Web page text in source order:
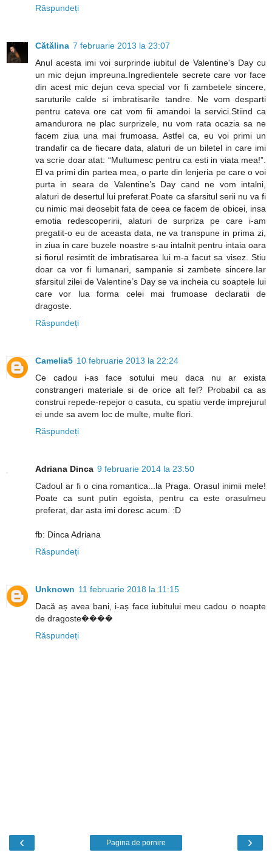
Răspundeți
Cătălina 7 februarie 2013 la 23:07
Anul acesta imi voi surprinde iubitul de Valentine's Day cu
un mic dejun impreuna.Ingredientele secrete care vor face
din acest mic dejun ceva special vor fi zambetele sincere,
saruturile calde si imbratisarile tandre. Ne vom desparti
pentru cateva ore cat vom fii amandoi la servici.Stiind ca
amandurora ne plac surprizele, nu vom rata ocazia sa ne
facem ziua una mai frumoasa. Astfel ca, eu voi primi un
trandafir ca de fiecare data, alaturi de un biletel in care imi
va scrie doar atat: “Multumesc pentru ca esti in viata mea!”.
El va primi din partea mea, o parte din lenjeria pe care o voi
purta in seara de Valentine’s Day cand ne vom intalni,
alaturi de desertul lui preferat.Poate ca sfarsitul serii nu va fi
cu nimic mai deosebit fata de ceea ce facem de obicei, insa
emotia redescoperirii, alaturi de surpriza pe care i-am
pregatit-o eu de aceasta data, ne va transpune in prima zi,
in ziua in care buzele noastre s-au intalnit pentru intaia oara
si fiorul resimtit de imbratisarea lui m-a facut sa visez. Stiu
doar ca vor fi lumanari, sampanie si zambete sincere.Iar
sfarsitul zilei de Valentine’s Day se va incheia cu soaptele lui
care vor lua forma celei mai frumoase declaratii de
dragoste.
Răspundeți
Camelia5 10 februarie 2013 la 22:24
Ce cadou i-as face sotului meu daca nu ar exista
constrangeri materiale si de orice alt fel? Probabil ca as
construi repede-repejor o casuta, cu spatiu verde imprejurul
ei unde sa avem loc de multe, multe flori.
Răspundeți
Adriana Dinca 9 februarie 2014 la 23:50
Cadoul ar fi o cina romantica...la Praga. Orasul inimii mele!
Poate ca sunt putin egoista, pentru ca este orasulmeu
preferat, dar asta imi doresc acum. :D
fb: Dinca Adriana
Răspundeți
Unknown 11 februarie 2018 la 11:15
Dacă aș avea bani, i-aș face iubitului meu cadou o noapte
de dragoste����
Răspundeți
‹ ›
Pagina de pornire